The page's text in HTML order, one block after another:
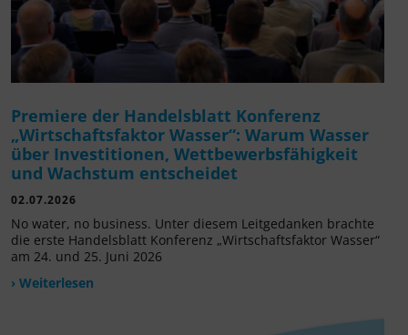
Premiere der Handelsblatt Konferenz
„Wirtschaftsfaktor Wasser“: Warum Wasser
über Investitionen, Wettbewerbsfähigkeit
und Wachstum entscheidet
02.07.2026
No water, no business. Unter diesem Leitgedanken brachte
die erste Handelsblatt Konferenz „Wirtschaftsfaktor Wasser“
am 24. und 25. Juni 2026
› Weiterlesen